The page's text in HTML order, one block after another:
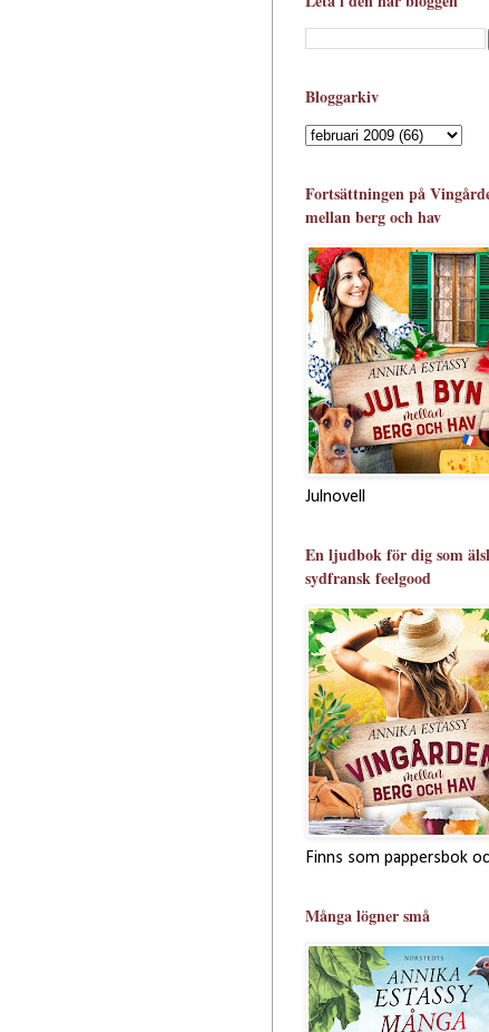
Bloggarkiv
Fortsättningen på
mellan berg och hav
Julnovell
En ljudbok för dig som
sydfransk feelgood
Finns som pappersbok
Många lögner små